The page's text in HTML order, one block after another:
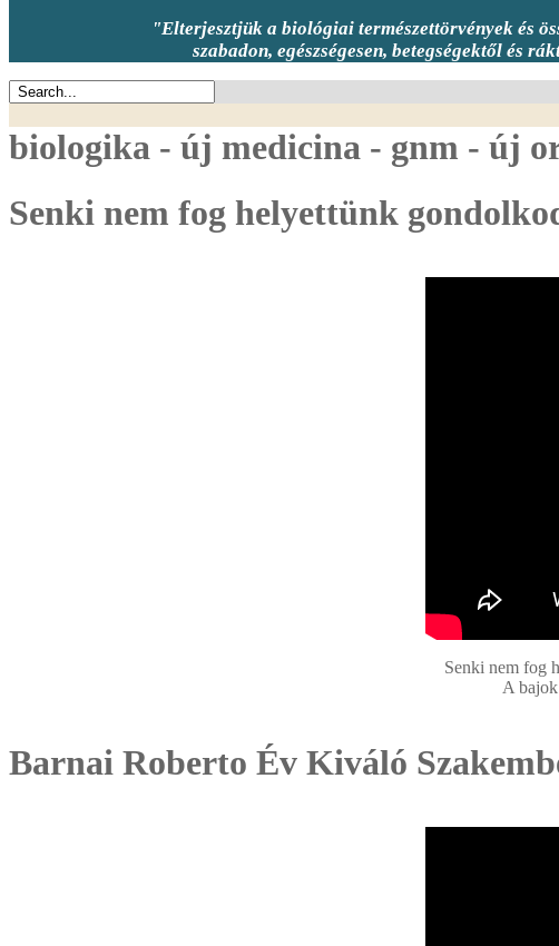
"Elterjesztjük a biológiai természettörvények és
szabadon, egészségesen, betegségektől és
biologika - új medicina - gnm - új
Senki nem fog helyettünk
Senki nem fog
A
Barnai Roberto Év Kiváló